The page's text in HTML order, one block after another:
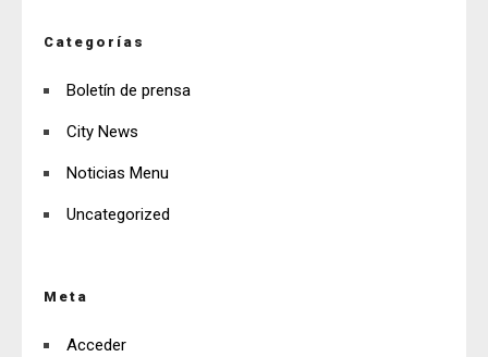
Categorías
Boletín de prensa
City News
Noticias Menu
Uncategorized
Meta
Acceder